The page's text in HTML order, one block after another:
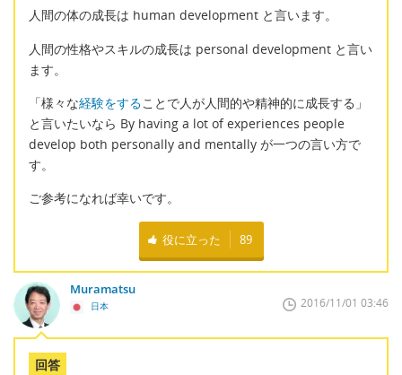
人間の体の成長は human development と言います。
人間の性格やスキルの成長は personal development と言い
ます。
「様々な経験をすることで人が人間的や精神的に成長する」
と言いたいなら By having a lot of experiences people
develop both personally and mentally が一つの言い方で
す。
ご参考になれば幸いです。
役に立った 89
Muramatsu
日本 2016/11/01 03:46
回答